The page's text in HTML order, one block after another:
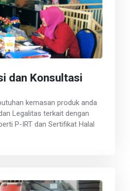
dan Konsultasi
kemasan produk anda
Legalitas terkait dengan
P-IRT dan Sertifikat Halal